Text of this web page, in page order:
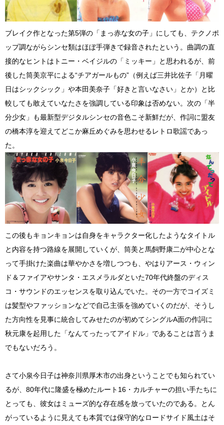
ブレイク作となった第5弾の「まっ赤な女の子」にしても、テクノポ
ップ調ながらシンセ類はほぼ手弾きで録音されたという。曲調の直
接的なヒントはトニー・ベイジルの「ミッキー」と思われるが、前
後した筒美京平による“チアガールもの”（例えば三井比佐子「月曜
日はシックシック」や本田美奈子「好きと言いなさい」とか）と比
較しても敢えていなたさを強調している印象は否めない。次の「半
分少女」も最新型デジタルシンセの音色こそ新鮮だが、作詞に盟友
の橋本淳を迎えてどこか麻丘めぐみを思わせるレトロ歌謡であっ
た。
この後もキョンキョンは自身をキャラクター化したようなタイトル
と内容を持つ路線を展開していくが、筒美と馬飼野康二が中心とな
って手掛けた楽曲は華やかさを増しつつも、やはりアース・ウィン
ド＆ファイアやサンタ・エスメラルダといた70年代終盤のディス
コ・サウンドのエッセンスを取り込んでいた。その一方でコイズミ
は髪型やファッションなどで自己主張を強めていくのだが、そうし
た方向性を見事に統合してみせたのが初めてシングルA面の作詞に
秋元康を起用した「なんてったってアイドル」であることは言うま
でもないだろう。
さて小泉今日子は神奈川県厚木市の出身ということでも知られてい
るが、80年代に隆盛を極めたルート16・カルチャーの担い手たちに
とっても、彼女はミューズ的な存在感を放っていたのである。とん
がっているように見えても本質では保守的なロードサイド風土はそ